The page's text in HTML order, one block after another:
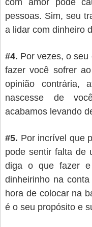
pessoas. Sim, seu
a lidar com dinheiro
#4. Por vezes, o
fazer você sofrer
opinião contrária,
nascesse de
acabamos levando
#5. Por incrível que
pode sentir falta de
diga o que fazer
dinheirinho na
hora de colocar na
é o seu propósito e